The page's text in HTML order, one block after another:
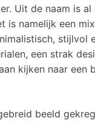
Uit de naam is
is namelijk een
stijlvol
een strak
kijken naar een
beeld